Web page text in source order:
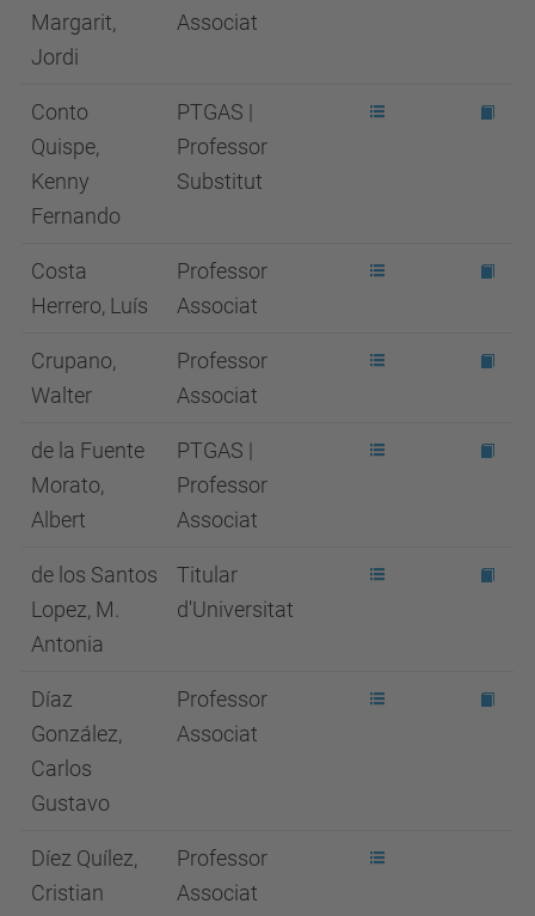
Margarit,
Jordi
Associat
Conto
Quispe,
Kenny
Fernando
PTGAS |
Professor
Substitut
Costa
Herrero, Luís
Professor
Associat
Crupano,
Walter
Professor
Associat
de la Fuente
Morato,
Albert
PTGAS |
Professor
Associat
de los Santos
Lopez, M.
Antonia
Titular
d'Universitat
Díaz
González,
Carlos
Gustavo
Professor
Associat
Díez Quílez,
Cristian
Professor
Associat